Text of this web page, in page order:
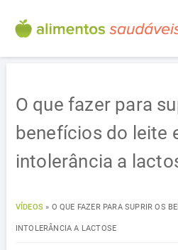
O que fazer para
benefícios do leite
intolerância a
VÍDEOS» O QUE FAZER PARA SUPRIR OS
INTOLERÂNCIA A LACTOSE